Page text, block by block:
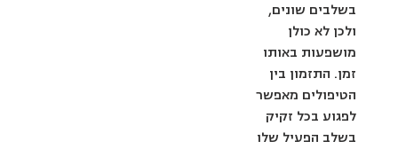
בשלבים שונים,
ולכן לא כולן
מושפעות באותו
זמן. התזמון בין
הטיפולים מאפשר
לפגוע בכל זקיק
בשלב הפעיל שלו